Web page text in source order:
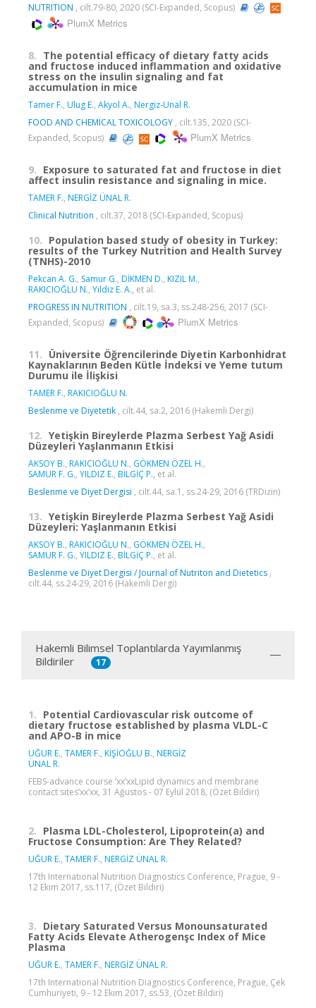
NUTRITION , cilt.79-80, 2020 (SCI-Expanded, Scopus)
PlumX Metrics
8. The potential efficacy of dietary fatty acids
and fructose induced inflammation and oxidative
stress on the insulin signaling and fat
accumulation in mice
Tamer F., Ulug E., Akyol A., Nergiz-Unal R.
FOOD AND CHEMICAL TOXICOLOGY , cilt.135, 2020 (SCI-
Expanded, Scopus)
PlumX Metrics
9. Exposure to saturated fat and fructose in diet
affect insulin resistance and signaling in mice.
TAMER F., NERGİZ ÜNAL R.
Clinical Nutrition , cilt.37, 2018 (SCI-Expanded, Scopus)
10. Population based study of obesity in Turkey:
results of the Turkey Nutrition and Health Survey
(TNHS)-2010
Pekcan A. G., Samur G., DİKMEN D., KIZIL M.,
RAKICIOĞLU N., Yildiz E. A., et al.
PROGRESS IN NUTRITION , cilt.19, sa.3, ss.248-256, 2017 (SCI-
Expanded, Scopus)
PlumX Metrics
11. Üniversite Öğrencilerinde Diyetin Karbonhidrat
Kaynaklarının Beden Kütle İndeksi ve Yeme tutum
Durumu ile İlişkisi
TAMER F., RAKICIOĞLU N.
Beslenme ve Diyetetik , cilt.44, sa.2, 2016 (Hakemli Dergi)
12. Yetişkin Bireylerde Plazma Serbest Yağ Asidi
Düzeyleri Yaşlanmanın Etkisi
AKSOY B., RAKICIOĞLU N., GÖKMEN ÖZEL H.,
SAMUR F. G., YILDIZ E., BİLGİÇ P., et al.
Beslenme ve Diyet Dergisi , cilt.44, sa.1, ss.24-29, 2016 (TRDizin)
13. Yetişkin Bireylerde Plazma Serbest Yağ Asidi
Düzeyleri: Yaşlanmanın Etkisi
AKSOY B., RAKICIOĞLU N., GÖKMEN ÖZEL H.,
SAMUR F. G., YILDIZ E., BİLGİÇ P., et al.
Beslenme ve Diyet Dergisi / Journal of Nutriton and Dietetics ,
cilt.44, ss.24-29, 2016 (Hakemli Dergi)
Hakemli Bilimsel Toplantılarda Yayımlanmış
Bildiriler
17
1. Potential Cardiovascular risk outcome of
dietary fructose established by plasma VLDL-C
and APO-B in mice
UĞUR E., TAMER F., KİŞİOĞLU B., NERGİZ
ÜNAL R.
FEBS-advance course ’xx’xxLipid dynamics and membrane
contact sites’xx’xx, 31 Ağustos - 07 Eylül 2018, (Özet Bildiri)
2. Plasma LDL-Cholesterol, Lipoprotein(a) and
Fructose Consumption: Are They Related?
UĞUR E., TAMER F., NERGİZ ÜNAL R.
17th International Nutrition Diagnostics Conference, Prague, 9 -
12 Ekim 2017, ss.117, (Özet Bildiri)
3. Dietary Saturated Versus Monounsaturated
Fatty Acids Elevate Atherogenşc Index of Mice
Plasma
UĞUR E., TAMER F., NERGİZ ÜNAL R.
17th International Nutrition Diagnostics Conference, Prague, Çek
Cumhuriyeti, 9 - 12 Ekim 2017, ss.53, (Özet Bildiri)